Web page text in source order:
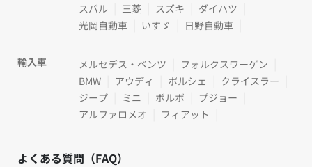
スバル
三菱 スズキ
ダイハツ
光岡自動車
いすゞ 日野自動車
輸入車 メルセデス・ベンツ
フォルクスワーゲン
BMW
アウディ ポルシェ
クライスラー
ジープ
ミニ ボルボ
プジョー
アルファロメオ
フィアット
よくある質問（FAQ）